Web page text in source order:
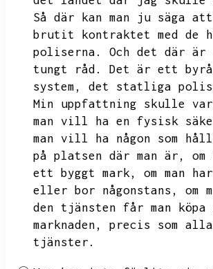
Så där kan man ju säga
brutit kontraktet med de
poliserna.
Och det där
tungt råd.
Det är ett
system,
det statliga
Min uppfattning skulle
man vill ha en fysisk
man vill ha någon som
på platsen där man är,
ett byggt mark,
om man
eller bor någonstans,
om
den tjänsten får man köpa
marknaden,
precis som
tjänster.